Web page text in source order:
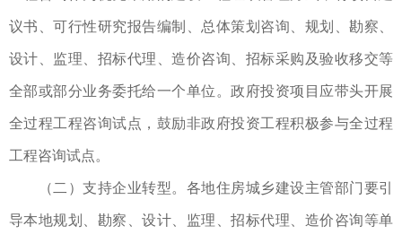
议书、可行性研究报告编制、总体策划咨询、规划、勘察、
设计、监理、招标代理、造价咨询、招标采购及验收移交等
全部或部分业务委托给一个单位。政府投资项目应带头开展
全过程工程咨询试点，鼓励非政府投资工程积极参与全过程
工程咨询试点。
（二）支持企业转型。各地住房城乡建设主管部门要引
导本地规划、勘察、设计、监理、招标代理、造价咨询等单